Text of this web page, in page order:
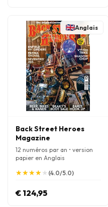
Anglais
Back Street Heroes
Magazine
12 numéros par an • version
papier en Anglais
★
★★
★★
★★
★★
★ (4.0/5.0)
€ 124,95